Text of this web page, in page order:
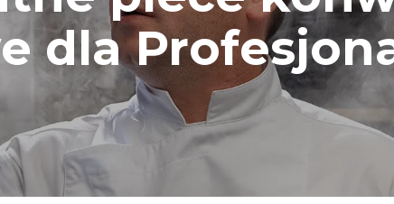
dla